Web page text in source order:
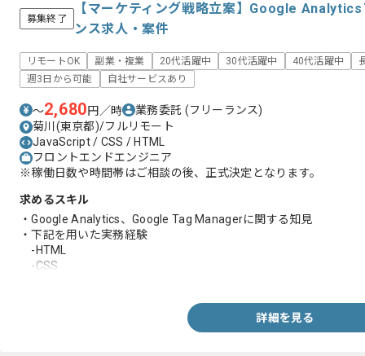
募集終了
【マーケティング戦略立案】Google Analytics
ンス求人・案件
リモートOK 副業・複業 20代活躍中 30代活躍中 40代活躍中
週3日から可能
自社サービスあり
〜2,680円／時 業務委託 (フリーランス)
菊川(東京都)/フルリモート
JavaScript / CSS / HTML
フロントエンドエンジニア
※稼働日数や時間帯はご相談の後、正式決定となります。
求めるスキル
・Google Analytics、Google Tag Managerに関する知見
・下記を用いた実務経験
-HTML
-CSS
詳細を見る